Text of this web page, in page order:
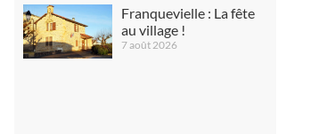
Franquevielle : La fête
au village !
7 août 2026